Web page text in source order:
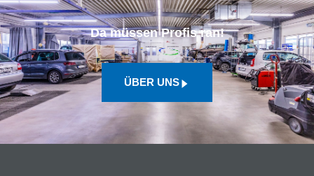
Da müssen Profis ran!
ÜBER UNS